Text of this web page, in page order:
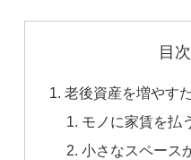
目次
老後資産を増やす
モノに家賃を払
小さなスペース